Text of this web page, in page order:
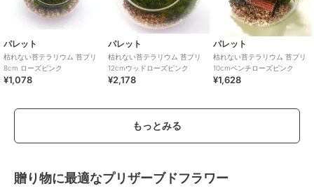
パレット
枯れない苔テラリウム 苔プリ
8cm ローズピンク
¥1,078
パレット
枯れない苔テラリウム 苔プリ
12cmウッドローズピンク
¥2,178
パレット
枯れない苔テラリウム 苔プリ
10cmベンチローズピンク
¥1,628
もっとみる
贈り物に最適なプリザーブドフラワー